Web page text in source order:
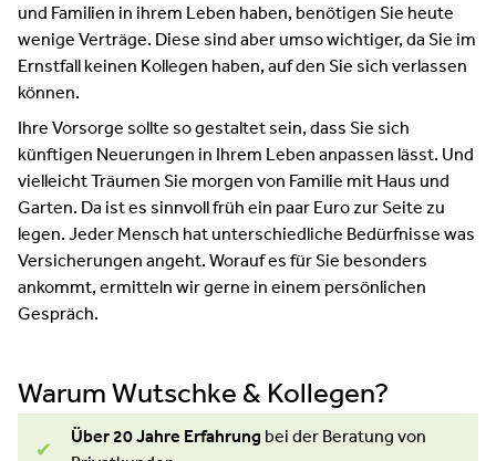
und Familien in ihrem Leben haben, benötigen Sie heute
wenige Verträge. Diese sind aber umso wichtiger, da Sie im
Ernstfall keinen Kollegen haben, auf den Sie sich verlassen
können.
Ihre Vorsorge sollte so gestaltet sein, dass Sie sich
künftigen Neuerungen in Ihrem Leben anpassen lässt. Und
vielleicht Träumen Sie morgen von Familie mit Haus und
Garten. Da ist es sinnvoll früh ein paar Euro zur Seite zu
legen. Jeder Mensch hat unterschiedliche Bedürfnisse was
Versicherungen angeht. Worauf es für Sie besonders
ankommt, ermitteln wir gerne in einem persönlichen
Gespräch.
Warum Wutschke & Kollegen?
Über 20 Jahre Erfahrung bei der Beratung von